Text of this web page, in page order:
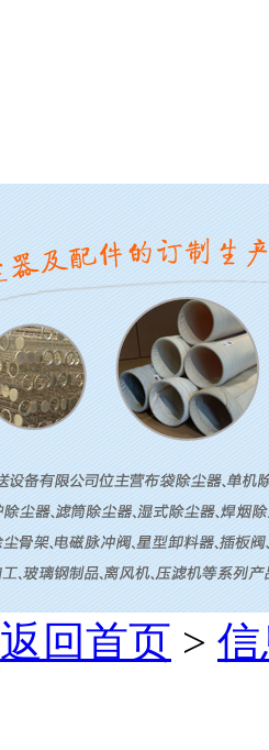
返回首页 >